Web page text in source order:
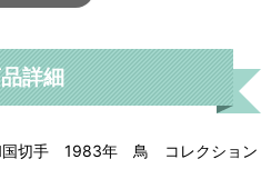
詳細
国切手 1983年 鳥 コレクション